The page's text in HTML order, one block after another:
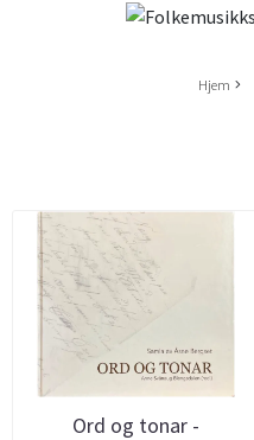
Hjem
Ord og tonar -